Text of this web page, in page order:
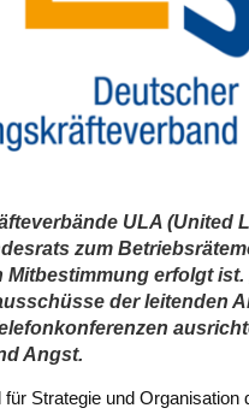
ULA (United
zum
erfolgt ist.
der leitenden
Angst.
Strategie und